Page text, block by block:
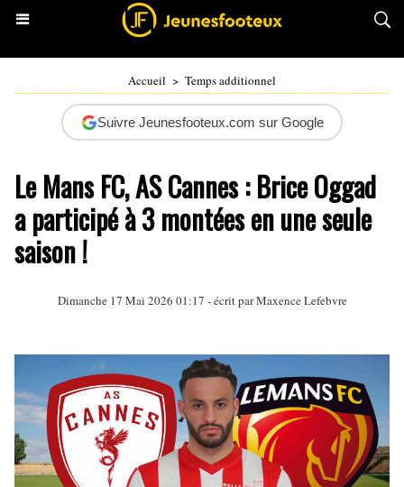
Accueil > Temps additionnel
Suivre Jeunesfooteux.com sur Google
Le Mans FC, AS Cannes : Brice Oggad
a participé à 3 montées en une seule
saison !
Dimanche 17 Mai 2026 01:17 - écrit par Maxence Lefebvre